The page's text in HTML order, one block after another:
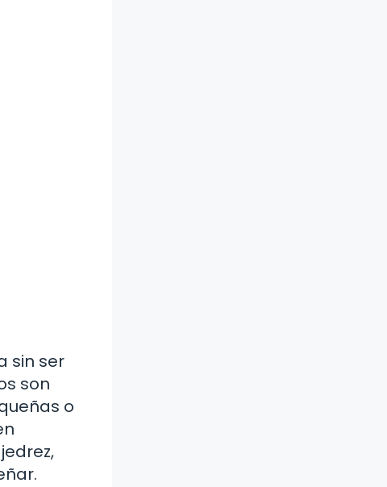
sin ser
son
o